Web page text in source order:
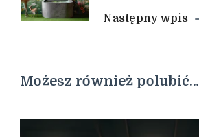
Następny wpis
Możesz również polubić…